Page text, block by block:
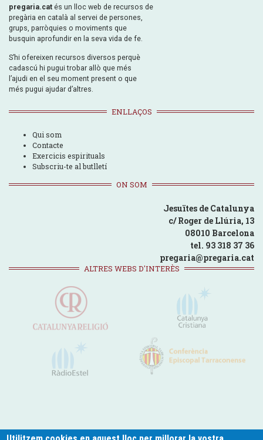
pregaria.cat és un lloc web de recursos de
pregària en català al servei de persones,
grups, parròquies o moviments que
busquin aprofundir en la seva vida de fe.
S’hi ofereixen recursos diversos perquè
cadascú hi pugui trobar allò que més
l’ajudi en el seu moment present o que
més pugui ajudar d’altres.
ENLLAÇOS
Qui som
Contacte
Exercicis espirituals
Subscriu-te al butlletí
ON SOM
Jesuïtes de Catalunya
c/ Roger de Llúria, 13
08010 Barcelona
tel. 93 318 37 36
pregaria@pregaria.cat
ALTRES WEBS D'INTERÈS